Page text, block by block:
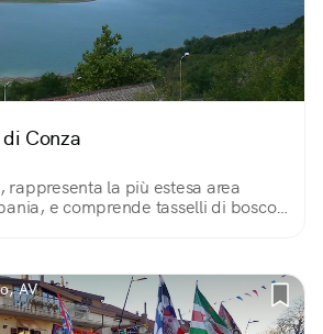
Conza
rappresenta la più estesa area
e comprende tasselli di bosco
AV